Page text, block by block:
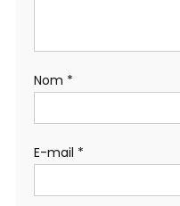
Nom *
E-mail *